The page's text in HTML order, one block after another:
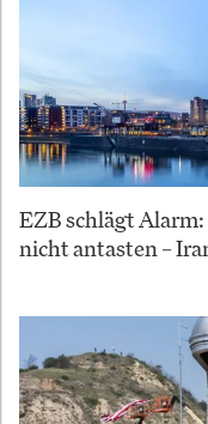
EZB schlägt
nicht antasten –